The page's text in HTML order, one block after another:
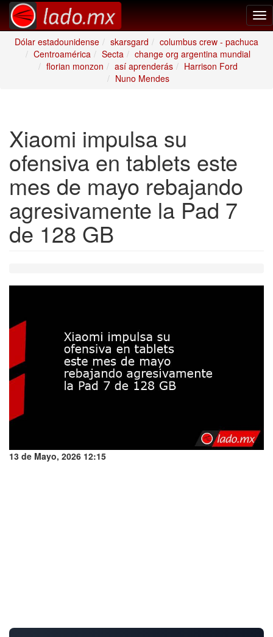
Dólar estadounidense
skarsgard
columbus crew - pachuca
Centroamérica
Secta
change org argentina mundial
florian monzon
así aprenderás
Harrison Ford
Nuno Mendes
Xiaomi impulsa su
ofensiva en tablets este
mes de mayo rebajando
agresivamente la Pad 7
de 128 GB
13 de Mayo, 2026 12:15